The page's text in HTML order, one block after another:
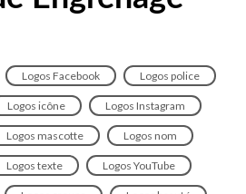
Logos Facebook Logos police
Logos icône Logos Instagram
Logos mascotte Logos nom
Logos texte Logos YouTube